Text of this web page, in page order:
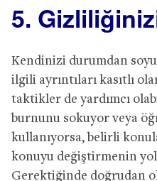
5.
Kendinizi durumdan
ilgili ayrıntıları kasıtlı
taktikler de yardımcı
burnunu sokuyor veya
kullanıyorsa, belirli
konuyu değiştirmenin
Gerektiğinde doğrudan